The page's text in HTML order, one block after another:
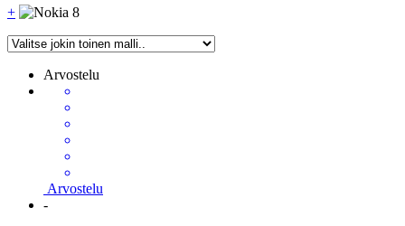
+
Arvostelu
Arvostelu
-